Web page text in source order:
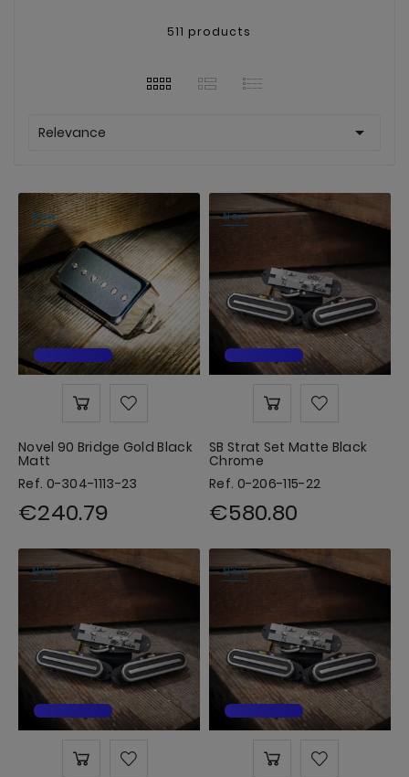
511 products
Relevance 
New
Novel 90 Bridge Gold Black
Matt
Ref. 0-304-1113-23
€240.79
New
SB Strat Set Matte Black
Chrome
Ref. 0-206-115-22
€580.80
New New